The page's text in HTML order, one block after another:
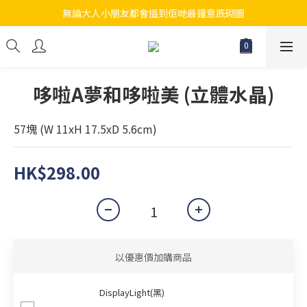
江帆天楊砌圖
無論大人小朋友都會搵到佢哋最鐘意既砌圖
江帆天楊砌圖
哆啦A夢和哆啦美 (立體水晶)
57塊 (W 11xH 17.5xD 5.6cm)
HK$298.00
以優惠價加購商品
DisplayLight(黑)